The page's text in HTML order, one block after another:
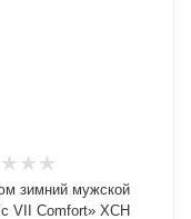
зимний мужской
VII Comfort» ХСН